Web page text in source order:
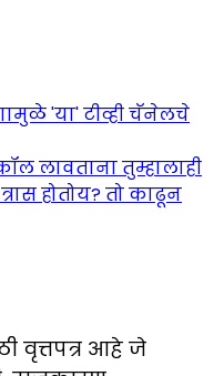
'या' टीव्ही चॅनेलचे
लावताना तुम्हालाही
होतोय? तो काढून
वृत्तपत्र आहे जे